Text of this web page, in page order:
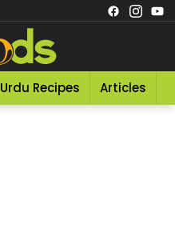
Urdu Recipes Articles